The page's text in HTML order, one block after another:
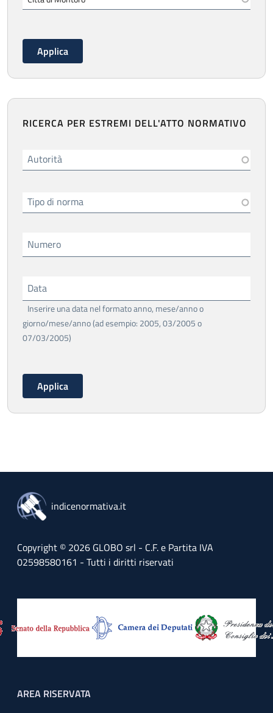
RICERCA PER ESTREMI DELL'ATTO NORMATIVO
Autorità
Tipo di norma
Numero
Data
Inserire una data nel formato anno, mese/anno o
giorno/mese/anno (ad esempio: 2005, 03/2005 o
07/03/2005)
indicenormativa.it
Copyright © 2026 GLOBO srl - C.F. e Partita IVA
02598580161 - Tutti i diritti riservati
Footer menu
AREA RISERVATA